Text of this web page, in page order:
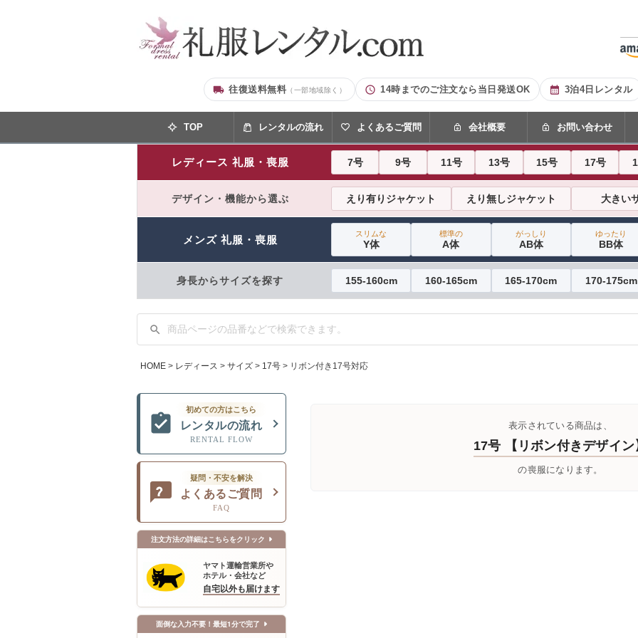
往復送料無料（一部地域除く） 14時までのご注文なら当日発送OK 3泊4日レンタル
TOP レンタルの流れ よくあるご質問 会社概要 お問い合わせ
レディース 礼服・喪服 7号 9号 11号 13号 15号 17号
デザイン・機能から選ぶ えり有りジャケット えり無しジャケット 大きい
メンズ 礼服・喪服 スリムな
Y体
標準の
A体
がっしり
AB体
ゆったり
BB体
身長からサイズを探す 155-160cm 160-165cm 165-170cm 170-175cm
HOME レディース サイズ 17号 リボン付き17号対応
初めての方はこちら
レンタルの流れ
RENTAL FLOW
疑問・不安を解決
よくあるご質問
FAQ
注文方法の詳細はこちらをクリック
ヤマト運輸営業所や
ホテル・会社など
自宅以外も届けます
面倒な入力不要！最短1分で完了
表示されている商品は、
17号 【リボン付きデザイン
の喪服になります。